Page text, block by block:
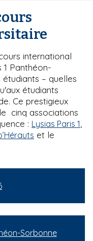
international
1 Panthéon-
– quelles
étudiants
Ce prestigieux
cinq associations
: Lysias Paris 1
et le
Sorbonne